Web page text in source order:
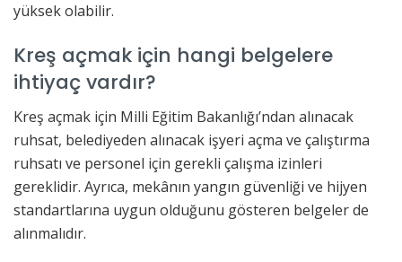
yüksek olabilir.
Kreş açmak için hangi belgelere
ihtiyaç vardır?
Kreş açmak için Milli Eğitim Bakanlığı’ndan alınacak
ruhsat, belediyeden alınacak işyeri açma ve çalıştırma
ruhsatı ve personel için gerekli çalışma izinleri
gereklidir. Ayrıca, mekânın yangın güvenliği ve hijyen
standartlarına uygun olduğunu gösteren belgeler de
alınmalıdır.